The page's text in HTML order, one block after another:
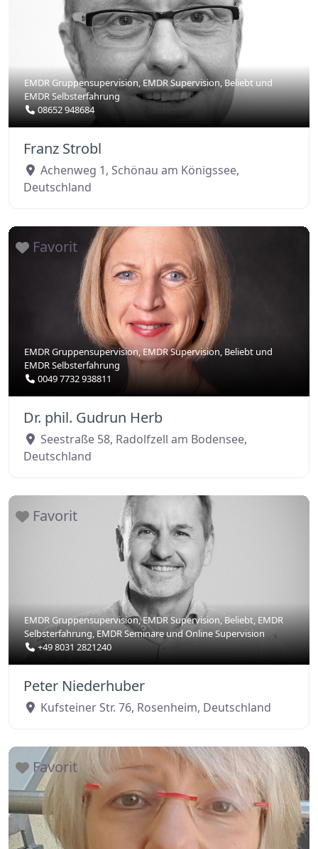
EMDR Gruppensupervision,EMDR Supervision,Beliebtund
EMDR Selbsterfahrung
08652 948684
Franz Strobl
Achenweg 1, Schönau am Königssee,
Deutschland
Favorit
EMDR Gruppensupervision,EMDR Supervision, Beliebt und
EMDR Selbsterfahrung
0049 7732 938811
Dr. phil. Gudrun Herb
Seestraße 58, Radolfzell am Bodensee,
Deutschland
Favorit
EMDR Gruppensupervision,EMDR Supervision,Beliebt,EMDR
Selbsterfahrung,EMDR SeminareundOnline Supervision
+49 8031 2821240
Peter Niederhuber
Kufsteiner Str. 76, Rosenheim, Deutschland
Favorit